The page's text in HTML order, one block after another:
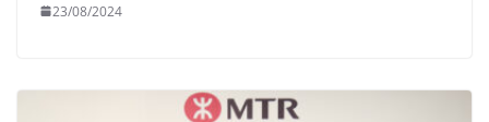
23/08/2024